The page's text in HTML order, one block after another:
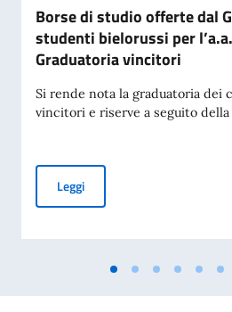
Borse di studio offerte dal
studenti bielorussi per
Graduatoria vincitori
Si rende nota la graduatoria dei
vincitori e riserve a seguito della
LeggiBorse di studio offerte dal